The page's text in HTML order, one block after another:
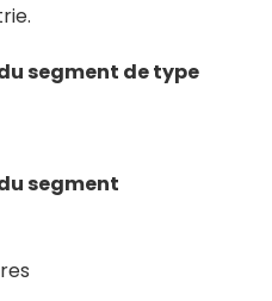
segment de type
segment